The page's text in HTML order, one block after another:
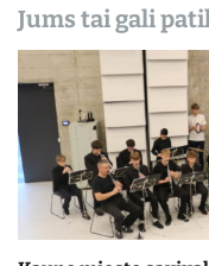
Jums tai gali